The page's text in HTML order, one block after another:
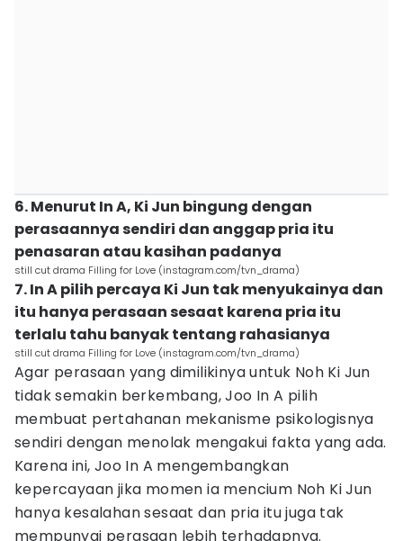
6. Menurut In A, Ki Jun bingung dengan
perasaannya sendiri dan anggap pria itu
penasaran atau kasihan padanya
still cut drama Filling for Love (instagram.com/tvn_drama)
7. In A pilih percaya Ki Jun tak menyukainya dan
itu hanya perasaan sesaat karena pria itu
terlalu tahu banyak tentang rahasianya
still cut drama Filling for Love (instagram.com/tvn_drama)
Agar perasaan yang dimilikinya untuk Noh Ki Jun
tidak semakin berkembang, Joo In A pilih
membuat pertahanan mekanisme psikologisnya
sendiri dengan menolak mengakui fakta yang ada.
Karena ini, Joo In A mengembangkan
kepercayaan jika momen ia mencium Noh Ki Jun
hanya kesalahan sesaat dan pria itu juga tak
mempunyai perasaan lebih terhadapnya.